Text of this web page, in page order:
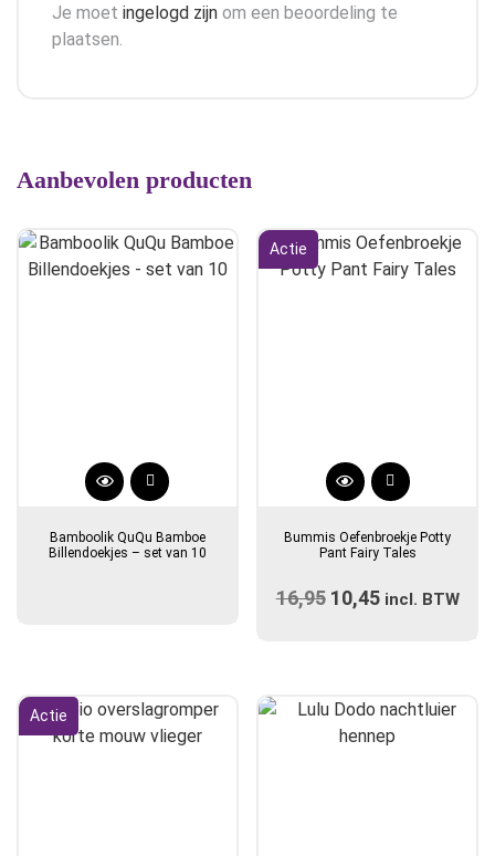
Je moet ingelogd zijn om een beoordeling te
plaatsen.
Aanbevolen producten
Bamboolik QuQu Bamboe
Billendoekjes – set van 10
Actie
Dit
heeft
variaties.
gekozen
worden
Bummis Oefenbroekje Potty
Pant Fairy Tales
16,95 Oorspronkelijke
10,45Huidige
incl. BTW
Actie